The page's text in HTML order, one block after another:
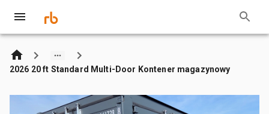
2026 20 ft Standard Multi-Door Kontener magazynowy